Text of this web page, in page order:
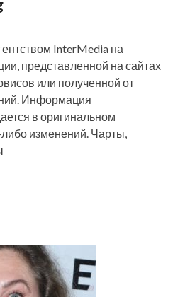
InterMedia на
представленной на сайтах
или полученной от
Информация
в оригинальном
изменений. Чарты,